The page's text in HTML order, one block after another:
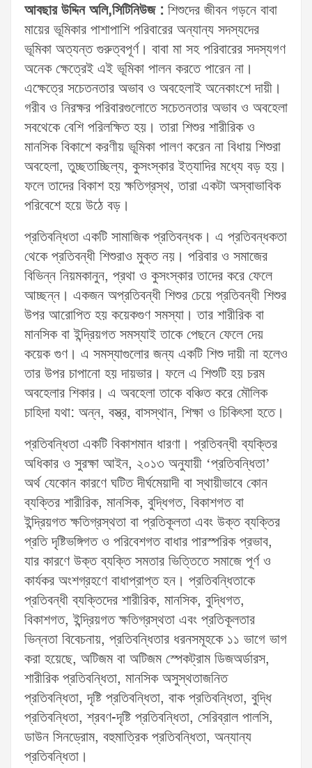
আবছার উদ্দিন অলি,সিটিনিউজ : শিশুদের জীবন গড়নে বাবা
মায়ের ভূমিকার পাশাপাশি পরিবারের অন্যান্য সদস্যদের
ভূমিকা অত্যন্ত গুরুত্বপূর্ণ। বাবা মা সহ পরিবারের সদস্যগণ
অনেক ক্ষেত্রেই এই ভূমিকা পালন করতে পারেন না।
এক্ষেত্রে সচেতনতার অভাব ও অবহেলাই অনেকাংশে দায়ী।
গরীব ও নিরক্ষর পরিবারগুলোতে সচেতনতার অভাব ও অবহেলা
সবথেকে বেশি পরিলক্ষিত হয়। তারা শিশুর শারীরিক ও
মানসিক বিকাশে করণীয় ভূমিকা পালণ করেন না বিধায় শিশুরা
অবহেলা, তুচ্ছতাচ্ছিল্য, কুসংস্কার ইত্যাদির মধ্যে বড় হয়।
ফলে তাদের বিকাশ হয় ক্ষতিগ্রস্থ, তারা একটা অস্বাভাবিক
পরিবেশে হয়ে উঠে বড়।
প্রতিবন্ধিতা একটি সামাজিক প্রতিবন্ধক। এ প্রতিবন্ধকতা
থেকে প্রতিবন্ধী শিশুরাও মুক্ত নয়। পরিবার ও সমাজের
বিভিন্ন নিয়মকানুন, প্রথা ও কুসংস্কার তাদের করে ফেলে
আচ্ছন্ন। একজন অপ্রতিবন্ধী শিশুর চেয়ে প্রতিবন্ধী শিশুর
উপর আরোপিত হয় কয়েকগুণ সমস্যা। তার শারীরিক বা
মানসিক বা ইন্দ্রিয়গত সমস্যাই তাকে পেছনে ফেলে দেয়
কয়েক গুণ। এ সমস্যাগুলোর জন্য একটি শিশু দায়ী না হলেও
তার উপর চাপানো হয় দায়ভার। ফলে এ শিশুটি হয় চরম
অবহেলার শিকার। এ অবহেলা তাকে বঞ্চিত করে মৌলিক
চাহিদা যথা: অন্ন, বস্ত্র, বাসস্থান, শিক্ষা ও চিকিৎসা হতে।
প্রতিবন্ধিতা একটি বিকাশমান ধারণা। প্রতিবন্ধী ব্যক্তির
অধিকার ও সুরক্ষা আইন, ২০১৩ অনুযায়ী ‘প্রতিবন্ধিতা’
অর্থ যেকোন কারণে ঘটিত দীর্ঘমেয়াদী বা স্থায়ীভাবে কোন
ব্যক্তির শারীরিক, মানসিক, বুদ্ধিগত, বিকাশগত বা
ইন্দ্রিয়গত ক্ষতিগ্রস্থতা বা প্রতিকূলতা এবং উক্ত ব্যক্তির
প্রতি দৃষ্টিভঙ্গিগত ও পরিবেশগত বাধার পারস্পরিক প্রভাব,
যার কারণে উক্ত ব্যক্তি সমতার ভিত্তিতে সমাজে পূর্ণ ও
কার্যকর অংশগ্রহণে বাধাপ্রাপ্ত হন। প্রতিবন্ধিতাকে
প্রতিবন্ধী ব্যক্তিদের শারীরিক, মানসিক, বুদ্ধিগত,
বিকাশগত, ইন্দ্রিয়গত ক্ষতিগ্রস্থতা এবং প্রতিকূলতার
ভিন্নতা বিবেচনায়, প্রতিবন্ধিতার ধরনসমূহকে ১১ ভাগে ভাগ
করা হয়েছে, অটিজম বা অটিজম স্পেকট্রাম ডিজঅর্ডারস,
শারীরিক প্রতিবন্ধিতা, মানসিক অসুস্থতাজনিত
প্রতিবন্ধিতা, দৃষ্টি প্রতিবন্ধিতা, বাক প্রতিবন্ধিতা, বুদ্ধি
প্রতিবন্ধিতা, শ্রবণ-দৃষ্টি প্রতিবন্ধিতা, সেরিব্রাল পালসি,
ডাউন সিনড্রোম, বহুমাত্রিক প্রতিবন্ধিতা, অন্যান্য
প্রতিবন্ধিতা।